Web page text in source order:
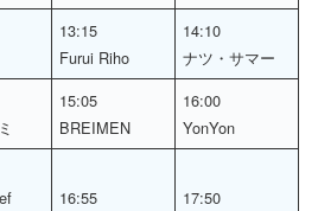
13:15
Furui Riho
14:10
ナツ・サマー
15:05
BREIMEN
16:00
YonYon
16:55
17:50